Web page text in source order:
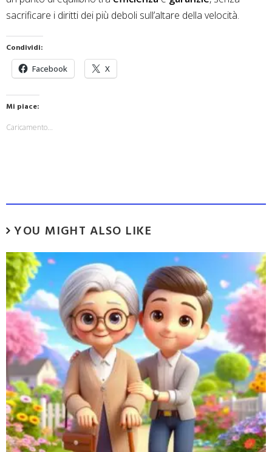
sacrificare i diritti dei più deboli sull’altare della velocità.
Condividi:
Facebook X
Mi piace:
Caricamento...
YOU MIGHT ALSO LIKE